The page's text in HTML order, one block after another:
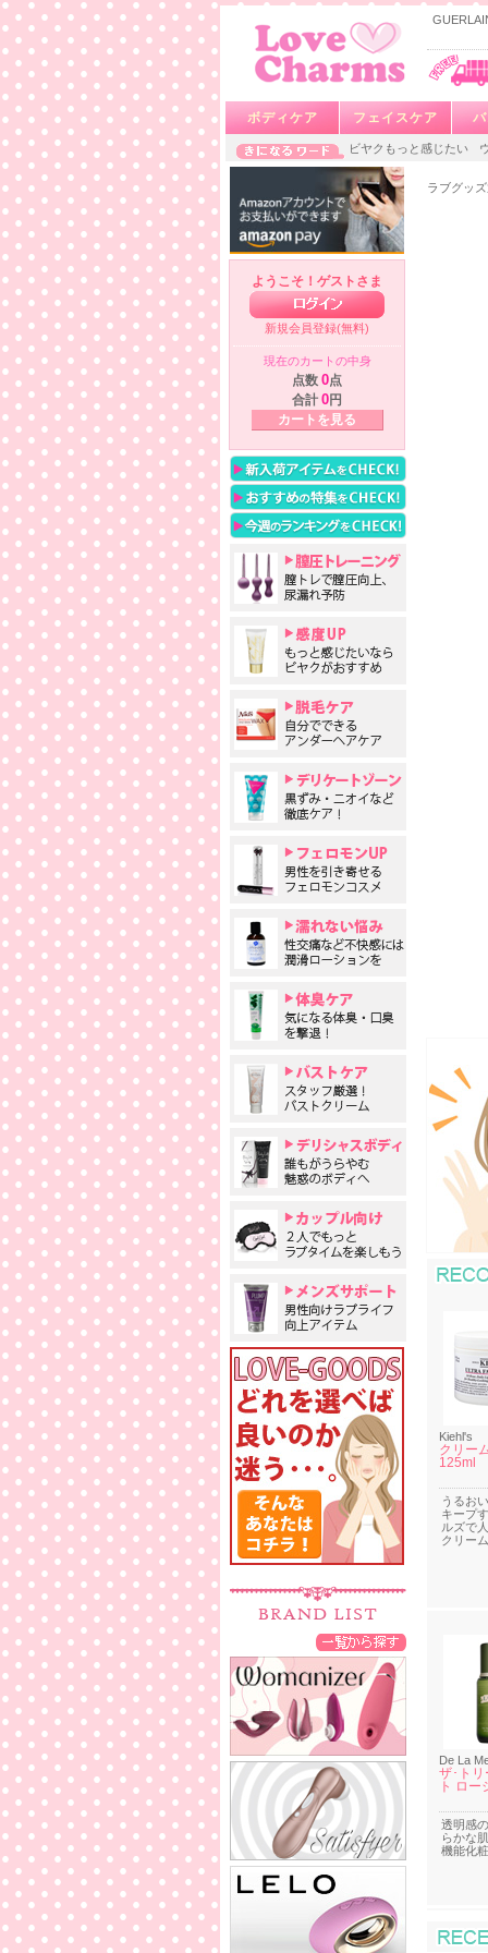
ボディケア フェイスケア
ビヤクもっと感じたい
ようこそ！ゲストさま
新規会員登録(無料)
現在のカートの中身
点数 0点
合計 0円
カートを見る
ラブグッ
Kiehl's
クリー
125ml
うるお
キープ
ルズで
クリーム
De La
ザ･ト
ト ロー
透明感
らかな
機能化